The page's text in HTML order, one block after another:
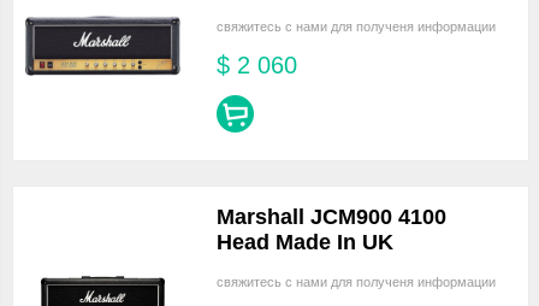
свяжитесь с нами для полученя информации
$ 2 060
Marshall JCM900 4100
Head Made In UK
свяжитесь с нами для полученя информации